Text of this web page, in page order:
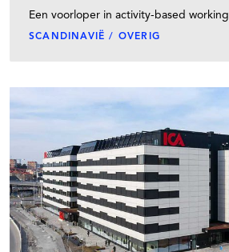
Een voorloper in activity-based working
SCANDINAVIË / OVERIG